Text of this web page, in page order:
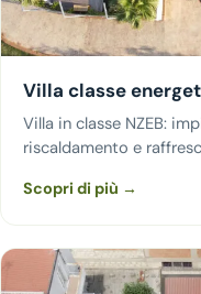
Villa classe
Villa in classe NZEB:
riscaldamento e
Scopri di più →